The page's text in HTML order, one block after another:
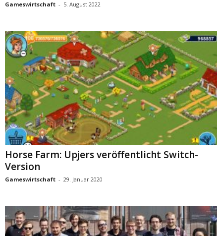
Gameswirtschaft - 5. August 2022
Horse Farm: Upjers veröffentlicht Switch-
Version
Gameswirtschaft - 29. Januar 2020